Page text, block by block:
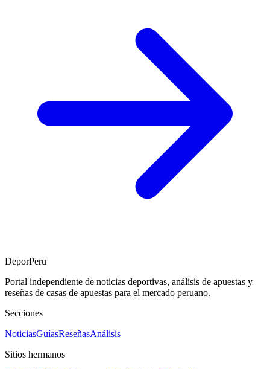
DeporPeru
Portal independiente de noticias deportivas, análisis de apuestas y
reseñas de casas de apuestas para el mercado peruano.
Secciones
NoticiasGuíasReseñasAnálisis
Sitios hermanos